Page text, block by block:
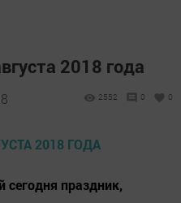
2018 года
2552 0 0
сегодня праздник,